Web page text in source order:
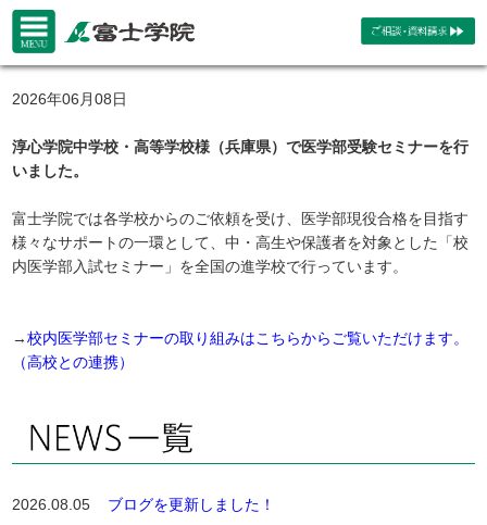
2026年06月08日
淳心学院中学校・高等学校様（兵庫県）で医学部受験セミナーを行
いました。
富士学院では各学校からのご依頼を受け、医学部現役合格を目指す
様々なサポートの一環として、中・高生や保護者を対象とした「校
内医学部入試セミナー」を全国の進学校で行っています。
→校内医学部セミナーの取り組みはこちらからご覧いただけます。
（高校との連携）
2026.08.05 ブログを更新しました！